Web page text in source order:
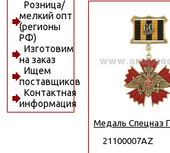
Розница/
мелкий опт
(регионы
РФ)
Изготовим
на заказ
Ищем
поставщиков
Контактная
информация
Медаль Спецназ
21100007АZ